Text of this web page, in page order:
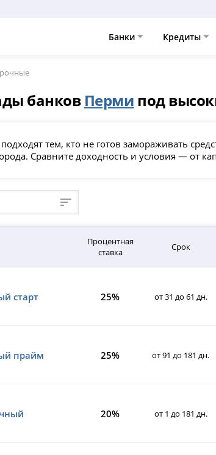
Банки Кредиты
банков Перми под
тем, кто не готов замораживать
Сравните доходность и условия — от
Процентная
ставка
Срок
старт 25% от 31 до 61 дн.
прайм 25% от 91 до 181 дн.
20% от 1 до 181 дн.